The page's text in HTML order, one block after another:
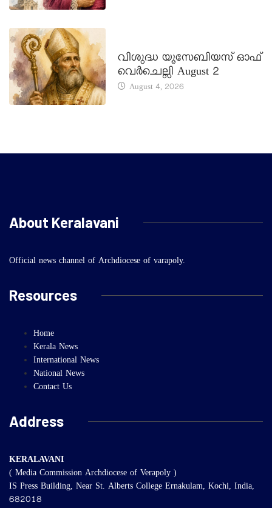
വിശുദ്ധ യൂസേബിയസ് ഓഫ്
വെർചെല്ലി August 2
August 4, 2026
About Keralavani
Official news channel of Archdiocese of varapoly.
Resources
Home
Kerala News
International News
National News
Contact Us
Address
KERALAVANI
( Media Commission Archdiocese of Verapoly )
IS Press Building, Near St. Alberts College Ernakulam, Kochi, India,
682018